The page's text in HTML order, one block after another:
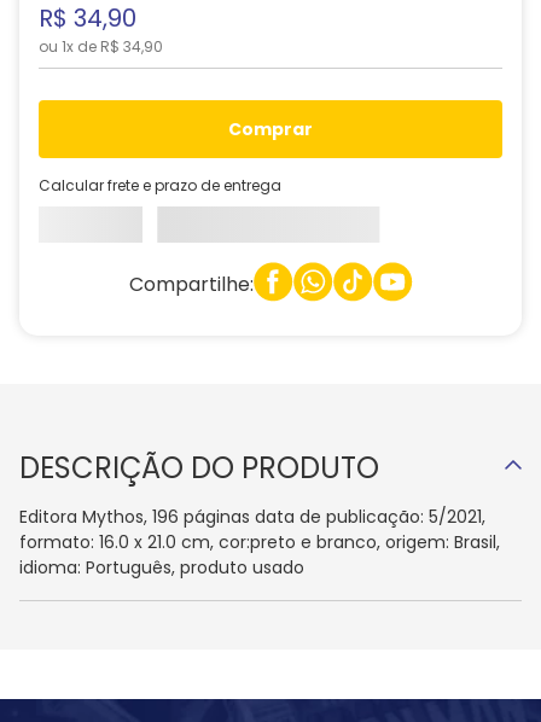
R$ 34,90
ou 1x de R$ 34,90
comprar
Calcular frete e prazo de entrega
Compartilhe:
DESCRIÇÃO DO PRODUTO
Editora Mythos, 196 páginas data de publicação: 5/2021,
formato: 16.0 x 21.0 cm, cor:preto e branco, origem: Brasil,
idioma: Português, produto usado